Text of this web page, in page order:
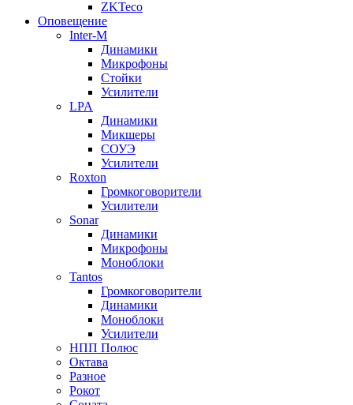
ZKTeco
Оповещение
Inter-M
Динамики
Микрофоны
Стойки
Усилители
LPA
Динамики
Микшеры
СОУЭ
Усилители
Roxton
Громкоговорители
Усилители
Sonar
Динамики
Микрофоны
Моноблоки
Tantos
Громкоговорители
Динамики
Моноблоки
Усилители
НПП Полюс
Октава
Разное
Рокот